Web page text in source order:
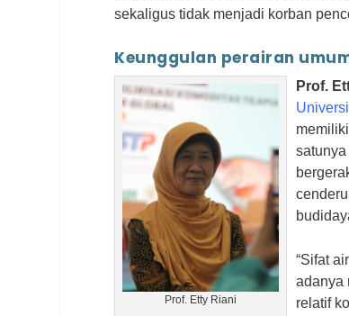
sekaligus tidak menjadi korban
Keunggulan perairan
Prof. Etty Riani
Prof.
“Sifat
adanya
relatif